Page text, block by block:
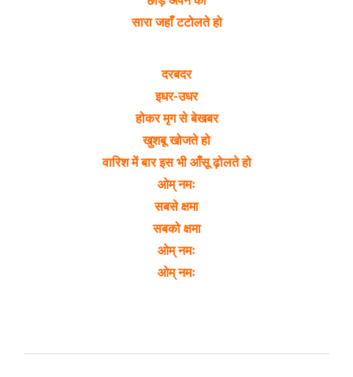
सारा जहाँ टटोलते हो
दरबदर
इधर-उधर
होकर मृग से बेखबर
खुशबू खोजते हो
वारिश में बार इस भी आँसू ढ़ोलते हो
ओम् नमः
सबसे क्षमा
सबको क्षमा
ओम् नमः
ओम् नमः